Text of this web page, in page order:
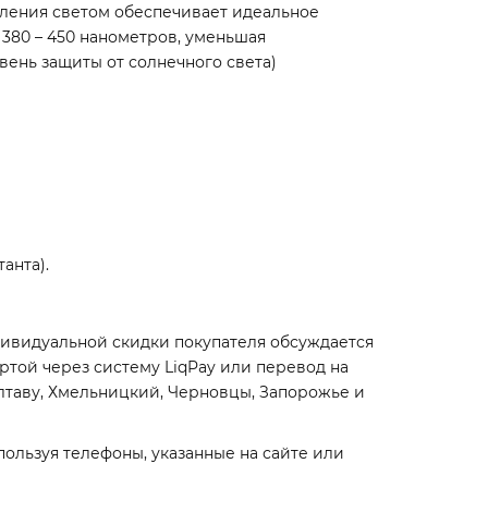
светом обеспечивает идеальное
– 450 нанометров, уменьшая
защиты от солнечного света)
скидки покупателя обсуждается
через систему LiqPay или перевод на
Хмельницкий, Черновцы, Запорожье и
телефоны, указанные на сайте или